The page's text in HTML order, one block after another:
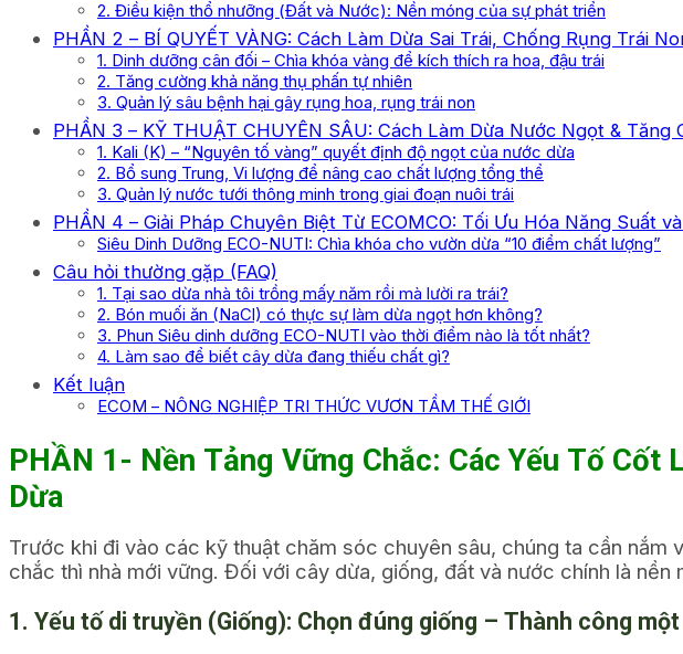
2. Điều kiện thổ nhưỡng (Đất và Nước): Nền móng của sự phát triển
PHẦN 2 – BÍ QUYẾT VÀNG: Cách Làm Dừa Sai Trái, Chống Rụng Trái
1. Dinh dưỡng cân đối – Chìa khóa vàng để kích thích ra hoa, đậu trái
2. Tăng cường khả năng thụ phấn tự nhiên
3. Quản lý sâu bệnh hại gây rụng hoa, rụng trái non
PHẦN 3 – KỸ THUẬT CHUYÊN SÂU: Cách Làm Dừa Nước Ngọt & Tăng
1. Kali (K) – “Nguyên tố vàng” quyết định độ ngọt của nước dừa
2. Bổ sung Trung, Vi lượng để nâng cao chất lượng tổng thể
3. Quản lý nước tưới thông minh trong giai đoạn nuôi trái
PHẦN 4 – Giải Pháp Chuyên Biệt Từ ECOMCO: Tối Ưu Hóa Năng Suất
Siêu Dinh Dưỡng ECO-NUTI: Chìa khóa cho vườn dừa “10 điểm chất lượng”
Câu hỏi thường gặp (FAQ)
1. Tại sao dừa nhà tôi trồng mấy năm rồi mà lười ra trái?
2. Bón muối ăn (NaCl) có thực sự làm dừa ngọt hơn không?
3. Phun Siêu dinh dưỡng ECO-NUTI vào thời điểm nào là tốt nhất?
4. Làm sao để biết cây dừa đang thiếu chất gì?
Kết luận
ECOM – NÔNG NGHIỆP TRI THỨC VƯƠN TẦM THẾ GIỚI
PHẦN 1- Nền Tảng Vững Chắc: Các Yếu Tố
Dừa
Trước khi đi vào các kỹ thuật chăm sóc chuyên sâu, chúng ta cần
chắc thì nhà mới vững. Đối với cây dừa, giống, đất và nước chính là
1. Yếu tố di truyền (Giống): Chọn đúng giống – Thành công